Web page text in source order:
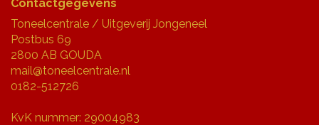
Contactgegevens
Toneelcentrale / Uitgeverij Jongeneel
Postbus 69
2800 AB GOUDA
mail@toneelcentrale.nl
0182-512726
KvK nummer: 29004983